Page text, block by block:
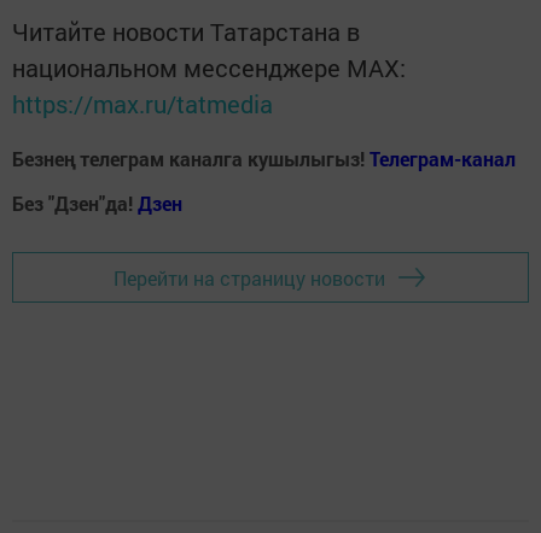
Читайте новости Татарстана в
национальном мессенджере MАХ:
https://max.ru/tatmedia
Безнең телеграм каналга кушылыгыз! Телеграм-канал
Без "Дзен"да! Дзен
Перейти на страницу новости